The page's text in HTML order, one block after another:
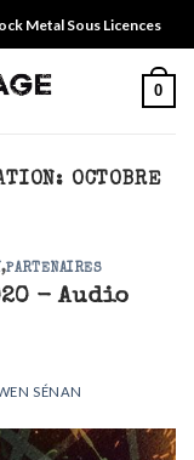
Metal Sous Licences
0
OCTOBRE
,PARTENAIRES
- Audio
SÉNAN